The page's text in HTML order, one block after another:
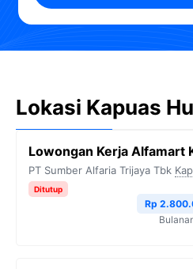
Lokasi Kapuas
Lowongan Kerja Alfamart
PT Sumber Alfaria Trijaya Tbk
Ditutup
Rp